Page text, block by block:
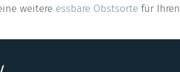
weitere essbare Obstsorte für